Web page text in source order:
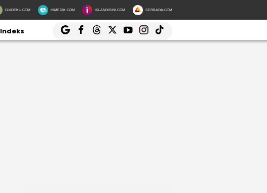
GUIDEKU.COM HIMEDIK.COM IKLANDISINI.COM SERBADA.COM
Indeks